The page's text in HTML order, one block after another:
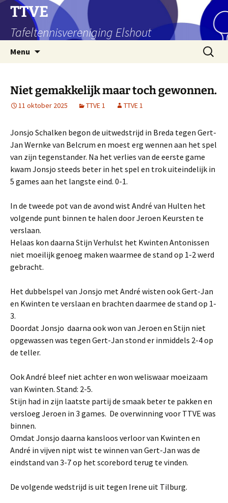
Ga
naar
inhoud
TTVE
Tafeltennisvereniging Elshout
Menu
Zoeken
naar:
Niet gemakkelijk maar toch gewonnen.
11 oktober 2025 TTVE 1 TTVE 1
Jonsjo Schalken begon de uitwedstrijd in Breda tegen Gert-
Jan Wernke van Belcrum en moest erg wennen aan het spel
van zijn tegenstander. Na het verlies van de eerste game
kwam Jonsjo steeds beter in het spel en trok uiteindelijk in
5 games aan het langste eind. 0-1.
In de tweede pot van de avond wist André van Hulten het
volgende punt binnen te halen door Jeroen Keursten te
verslaan.
Helaas kon daarna Stijn Verhulst het Kwinten Antonissen
niet moeilijk genoeg maken waarmee de stand op 1-2 werd
gebracht.
Het dubbelspel van Jonsjo met André wisten ook Gert-Jan
en Kwinten te verslaan en brachten daarmee de stand op 1-
3.
Doordat Jonsjo daarna ook won van Jeroen en Stijn niet
opgewassen was tegen Gert-Jan stond er inmiddels 2-4 op
de teller.
Ook André bleef niet achter en won weliswaar moeizaam
van Kwinten. Stand: 2-5.
Stijn had in zijn laatste partij de smaak beter te pakken en
versloeg Jeroen in 3 games. De overwinning voor TTVE was
binnen.
Omdat Jonsjo daarna kansloos verloor van Kwinten en
André in vijven nipt wist te winnen van Gert-Jan was de
eindstand van 3-7 op het scorebord terug te vinden.
De volgende wedstrijd is uit tegen Irene uit Tilburg.